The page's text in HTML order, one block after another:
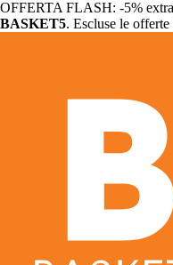
OFFERTA FLASH: -5%
BASKET5. Escluse le